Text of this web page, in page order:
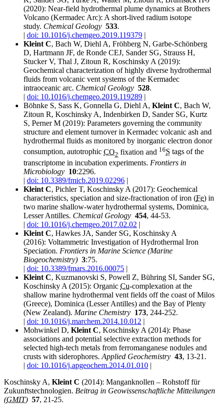
(2020): Near-field hydrothermal plume dynamics at Brothers
Volcano (Kermadec Arc): A short-lived radium isotope
study. Chemical Geology 533.
| doi: 10.1016/j.chemgeo.2019.119379 |
Kleint C, Bach W, Diehl A, Fröhberg N, Garbe-Schönberg
D, Hartmann JF, de Ronde CEJ, Sander SG, Strauss H,
StuckerV, Thal J, Zitoun R, Koschinsky A (2019):
Geochemical characterization of highly diverse hydrothermal
fluids from volcanic vent systems of the Kermadec
intraoceanic arc. Chemical Geology 528.
| doi: 10.1016/j.chemgeo.2019.119289 |
Böhnke S, Sass K, Gonnella G, Diehl A, Kleint C, Bach W,
Zitoun R, Koschinsky A, Indenbirken D, Sander SG, Kurtz
S, Perner M (2019): Parameters governing the community
structure and element turnover in Kermadec volcanic ash and
hydrothermal fluids as monitored by inorganic electron donor
consumption, autotrophic CO2 fixation and 16S tags of the
transcriptome in incubation experiments. Frontiers in
Microbiology 10:2296.
| doi: 10.3389/fmicb.2019.02296 |
Kleint C, Pichler T, Koschinsky A (2017): Geochemical
characteristics, speciation and size-fractionation of iron (Fe) in
two marine shallow-water hydrothermal systems, Dominica,
Lesser Antilles. Chemical Geology 454, 44-53.
| doi: 10.1016/j.chemgeo.2017.02.02 |
Kleint C, Hawkes JA, Sander SG, Koschinsky A
(2016): Voltammetric Investigation of Hydrothermal Iron
Speciation. Frontiers in Marine Science (Marine
Biogeochemistry) 3:75.
| doi: 10.3389/fmars.2016.00075 |
Kleint C, Kuzmanovski S, Powell Z, Bühring SI, Sander SG,
Koschinsky A (2015): Organic Cu-complexation at the
shallow marine hydrothermal vent fields off the coast of Milos
(Greece), Dominica (Lesser Antilles) and the Bay of Plenty
(New Zealand). Marine Chemistry 173, 244-252.
| doi: 10.1016/j.marchem.2014.10.012 |
Mohwinkel D, Kleint C, Koschinsky A (2014): Phase
associations and potential selective extraction methods for
selected high-tech metals from ferromanganese nodules and
crusts with siderophores. Applied Geochemistry 43, 13-21.
| doi: 10.1016/j.apgeochem.2014.01.010 |
Koschinsky A, Kleint C (2014): Manganknollen – Rohstoff für
Zukunftstechnologien. Beitrag in Geowissenschaftliche Mitteilungen
(GMIT) 57, 21-25.